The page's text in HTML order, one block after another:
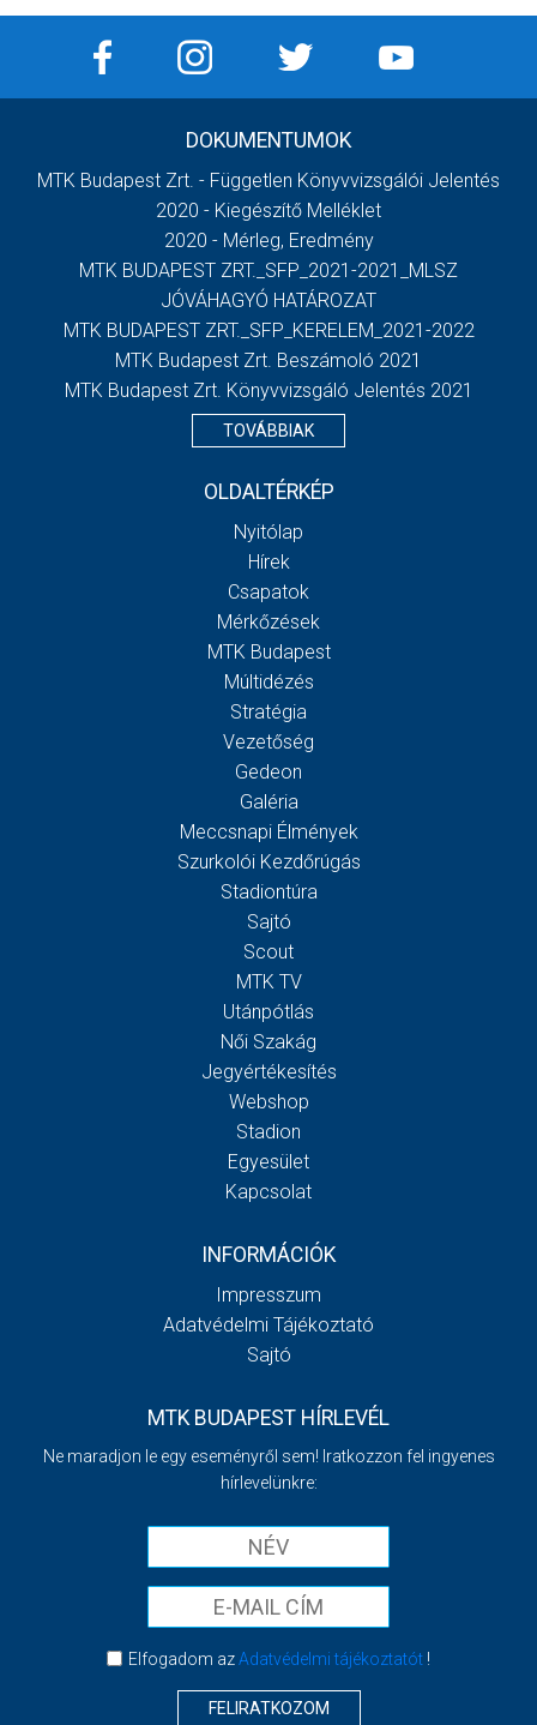
DOKUMENTUMOK
MTK Budapest Zrt. - Független Könyvvizsgálói Jelentés
2020 - Kiegészítő Melléklet
2020 - Mérleg, Eredmény
MTK BUDAPEST ZRT._SFP_2021-2021_MLSZ
JÓVÁHAGYÓ HATÁROZAT
MTK BUDAPEST ZRT._SFP_KERELEM_2021-2022
MTK Budapest Zrt. Beszámoló 2021
MTK Budapest Zrt. Könyvvizsgáló Jelentés 2021
TOVÁBBIAK
OLDALTÉRKÉP
Nyitólap
Hírek
Csapatok
Mérkőzések
MTK Budapest
Múltidézés
Stratégia
Vezetőség
Gedeon
Galéria
Meccsnapi Élmények
Szurkolói Kezdőrúgás
Stadiontúra
Sajtó
Scout
MTK TV
Utánpótlás
Női Szakág
Jegyértékesítés
Webshop
Stadion
Egyesület
Kapcsolat
INFORMÁCIÓK
Impresszum
Adatvédelmi Tájékoztató
Sajtó
MTK BUDAPEST HÍRLEVÉL
Ne maradjon le egy eseményről sem! Iratkozzon fel ingyenes
hírlevelünkre:
Elfogadom azAdatvédelmi tájékoztatót!
FELIRATKOZOM